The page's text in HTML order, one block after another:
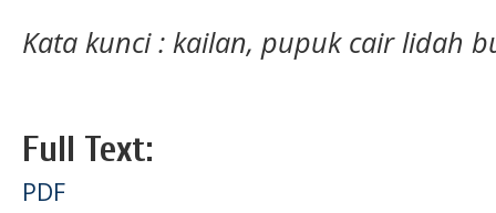
Kata kunci : kailan, pupuk cair lidah
Full Text:
PDF